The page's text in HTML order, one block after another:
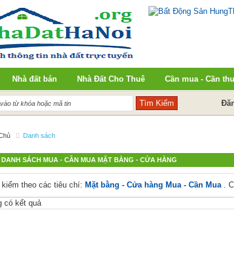
Nhà đất bán Nhà Đất Cho Thuê Cần mua - Cần
Danh sách
DANH SÁCH MUA - CẦN MUA MẶT BẰNG - CỬA HÀNG
theo các tiêu chí: Mặt bằng - Cửa hàng Mua - Cần Mua .
có kết quả